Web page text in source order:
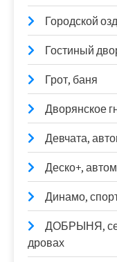
Городской
Гостиный
Грот, баня
Дворянское
Девчата,
Деско+,
Динамо,
ДОБРЫНЯ,
дровах